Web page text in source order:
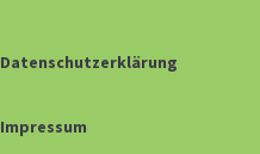
Datenschutzerklärung
Impressum